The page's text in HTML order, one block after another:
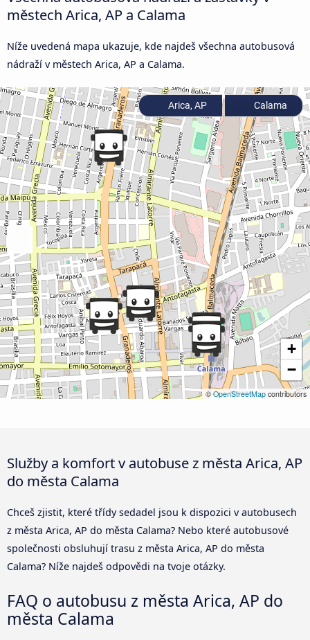
městech Arica, AP a Calama
Níže uvedená mapa ukazuje, kde najdeš všechna autobusová
nádraží v městech Arica, AP a Calama.
+
−
©OpenStreetMap contributors
Arica, AP Calama
Služby a komfort v autobuse z města Arica, AP
do města Calama
Chceš zjistit, které třídy sedadel jsou k dispozici v autobusech
z města Arica, AP do města Calama? Nebo které autobusové
společnosti obsluhují trasu z města Arica, AP do města
Calama? Níže najdeš odpovědi na tvoje otázky.
FAQ o autobusu z města Arica, AP do
města Calama